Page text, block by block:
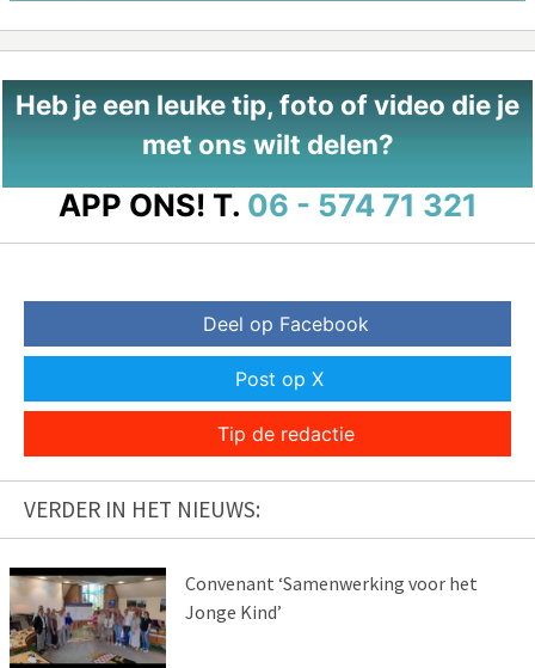
Heb je een leuke tip, foto of video die je
met ons wilt delen?
APP ONS! T. 06 - 574 71 321
Deel op Facebook
Post op X
Tip de redactie
VERDER IN HET NIEUWS:
Convenant ‘Samenwerking voor het
Jonge Kind’